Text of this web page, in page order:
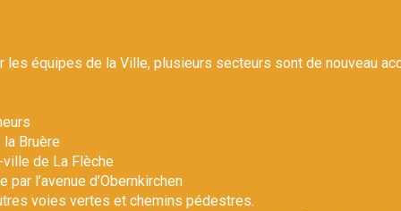
équipes de la Ville, plusieurs secteurs sont de nouveau
Bruère
de La Flèche
l’avenue d’Obernkirchen
voies vertes et chemins pédestres.